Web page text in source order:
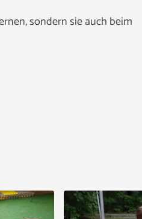
sondern sie auch beim